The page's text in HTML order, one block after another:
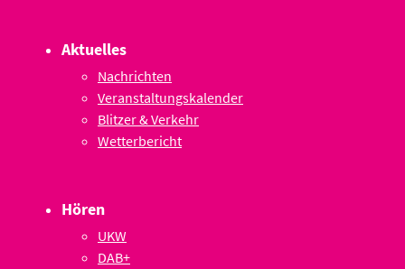
Aktuelles
Nachrichten
Veranstaltungskalender
Blitzer & Verkehr
Wetterbericht
Hören
UKW
DAB+